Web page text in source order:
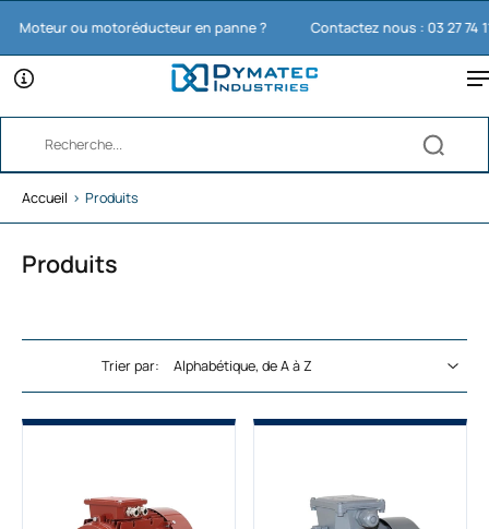
ou motoréducteur en panne ? Contactez nous : 03 27 74 11 65
Accueil › Produits
Produits
Trier par: